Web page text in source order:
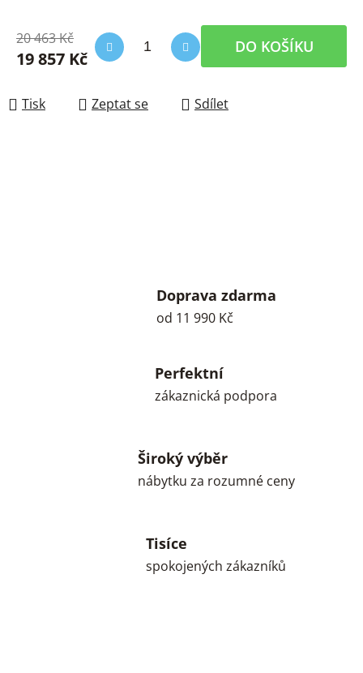
20 463 Kč
19 857 Kč
DO KOŠÍKU
Tisk Zeptat se Sdílet
Doprava zdarma
od 11 990 Kč
Perfektní
zákaznická podpora
Široký výběr
nábytku za rozumné ceny
Tisíce
spokojených zákazníků